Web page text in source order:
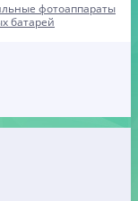
фотоаппараты
батарей